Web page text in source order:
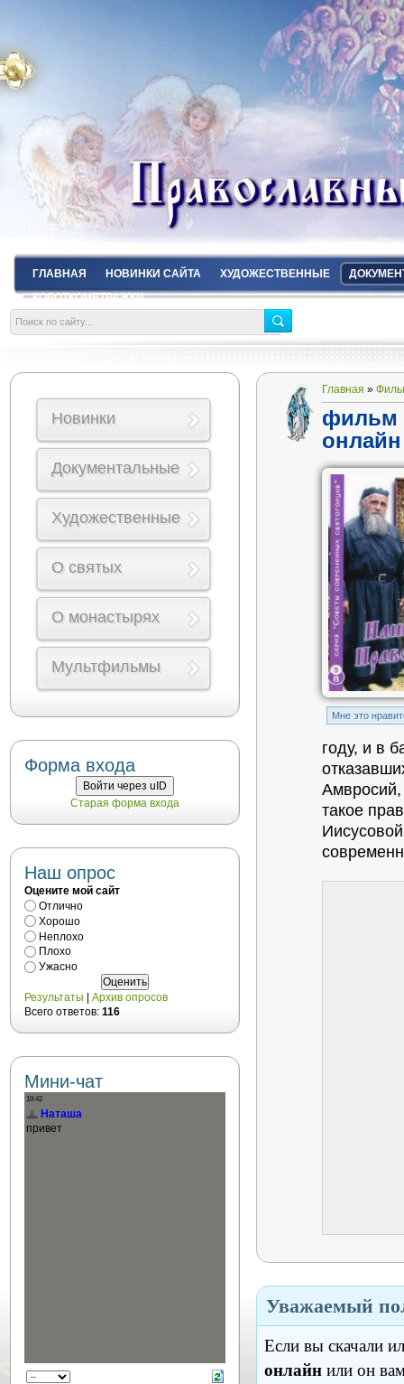
ГЛАВНАЯ НОВИНКИ САЙТА ХУДОЖЕСТВЕННЫЕ
КОРОТКОМЕТРАЖКИ
Главная »
фильм
онлайн
Mне это
году, и в
Амвросий,
такое
Уважаемый
Если вы скачали
онлайн или он
Новинки
Документальные
Художественные
О святых
О монастырях
Мультфильмы
Форма входа
Войти через uID
Старая форма входа
Наш опрос
Оцените мой сайт
Отлично
Хорошо
Неплохо
Плохо
Ужасно
Результаты
Архив опросов
Всего ответов: 116
Мини-чат